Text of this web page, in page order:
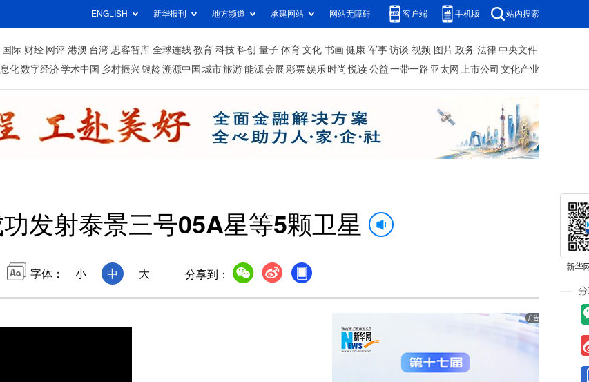
ENGLISH 新华报刊 地方频道 承建网站 网站无障碍 客户端 手机版 站内搜索
国际 财经 网评 港澳 台湾 思客智库 全球连线 教育 科技 科创 量子 体育 文化 书画 健康 军事 访谈 视频 图片 政务 法律 中央文件
化数字经济学术中国 乡村振兴银龄溯源中国 城市旅游 能源 会展 彩票娱乐 时尚 悦读 公益 一带一路 亚太网 上市公司 文化产业
发射泰景三号05A星等5颗卫星
字体： 小 中 大 分享到：